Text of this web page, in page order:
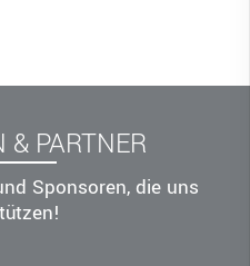
& PARTNER
Sponsoren, die uns